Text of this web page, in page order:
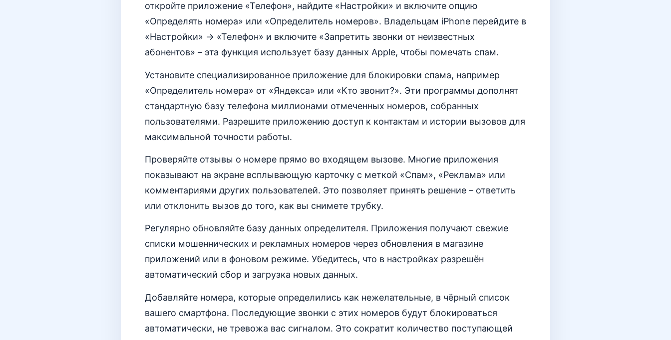
откройте приложение «Телефон», найдите «Настройки» и включите опцию
«Определять номера» или «Определитель номеров». Владельцам iPhone перейдите в
«Настройки» → «Телефон» и включите «Запретить звонки от неизвестных
абонентов» – эта функция использует базу данных Apple, чтобы помечать спам.
Установите специализированное приложение для блокировки спама, например
«Определитель номера» от «Яндекса» или «Кто звонит?». Эти программы дополнят
стандартную базу телефона миллионами отмеченных номеров, собранных
пользователями. Разрешите приложению доступ к контактам и истории вызовов для
максимальной точности работы.
Проверяйте отзывы о номере прямо во входящем вызове. Многие приложения
показывают на экране всплывающую карточку с меткой «Спам», «Реклама» или
комментариями других пользователей. Это позволяет принять решение – ответить
или отклонить вызов до того, как вы снимете трубку.
Регулярно обновляйте базу данных определителя. Приложения получают свежие
списки мошеннических и рекламных номеров через обновления в магазине
приложений или в фоновом режиме. Убедитесь, что в настройках разрешён
автоматический сбор и загрузка новых данных.
Добавляйте номера, которые определились как нежелательные, в чёрный список
вашего смартфона. Последующие звонки с этих номеров будут блокироваться
автоматически, не тревожа вас сигналом. Это сократит количество поступающей